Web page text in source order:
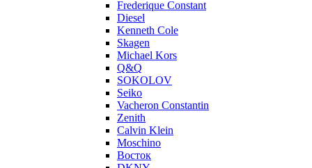
Frederique Constant
Diesel
Kenneth Cole
Skagen
Michael Kors
Q&Q
SOKOLOV
Seiko
Vacheron Constantin
Zenith
Calvin Klein
Moschino
Восток